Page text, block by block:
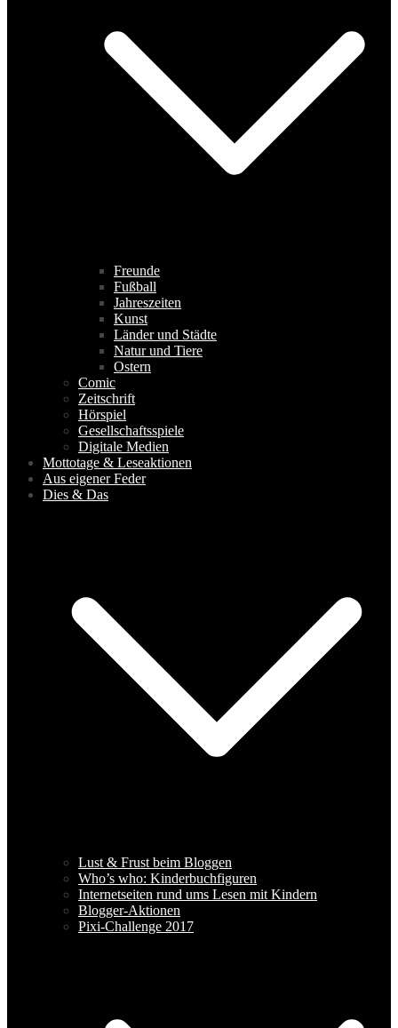
Freunde
Fußball
Jahreszeiten
Kunst
Länder und Städte
Natur und Tiere
Ostern
Comic
Zeitschrift
Hörspiel
Gesellschaftsspiele
Digitale Medien
Mottotage & Leseaktionen
Aus eigener Feder
Dies & Das
Lust & Frust beim Bloggen
Who’s who: Kinderbuchfiguren
Internetseiten rund ums Lesen mit Kindern
Blogger-Aktionen
Pixi-Challenge 2017